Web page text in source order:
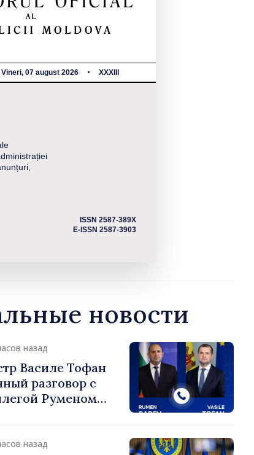
Vineri, 07 august 2026 XXXIII
ISSN 2587-389X
E-ISSN 2587-3903
новости
назад
Василе Тофан
разговор с
Руменом
назад